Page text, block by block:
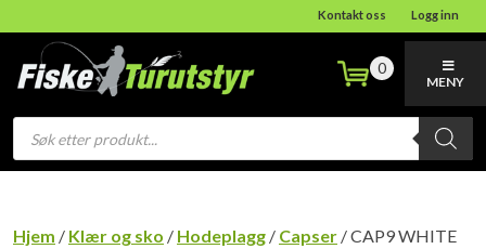
Kontakt oss Logg inn
Products
search
0
MENY
Hjem / Klær og sko / Hodeplagg / Capser / CAP9 WHITE